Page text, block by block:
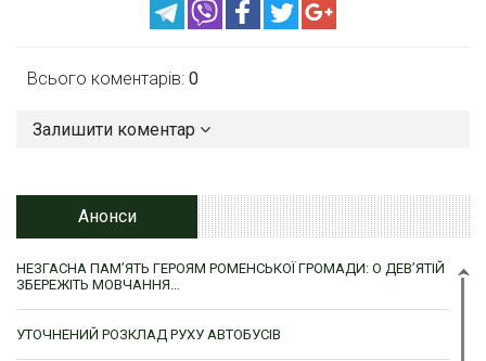
Всього коментарів: 0
Залишити коментар
Анонси
НЕЗГАСНА ПАМ’ЯТЬ ГЕРОЯМ РОМЕНСЬКОЇ ГРОМАДИ: О ДЕВ’ЯТІЙ
ЗБЕРЕЖІТЬ МОВЧАННЯ…
УТОЧНЕНИЙ РОЗКЛАД РУХУ АВТОБУСІВ